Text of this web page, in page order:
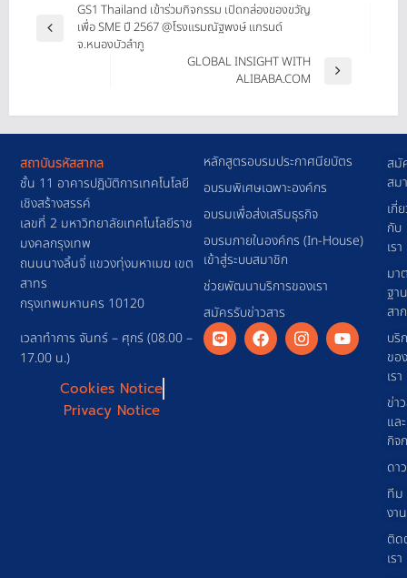
GS1 Thailand เข้าร่วมกิจกรรม เปิดกล่องของขวัญ
เพื่อ SME ปี 2567 @โรงแรมณัฐพงษ์ แกรนด์
จ.หนองบัวลำภู
GLOBAL INSIGHT WITH
ALIBABA.COM
สมั
สม
เกี่
กับ
เรา
มา
ฐาน
สา
บริ
ของ
เรา
ข่า
และ
กิจ
ดา
ทีม
งาน
ติด
เรา
หลักสูตรอบรมประกาศนียบัตร
อบรมพิเศษเฉพาะองค์กร
อบรมเพื่อส่งเสริมธุรกิจ
อบรมภายในองค์กร (In-House)
เข้าสู่ระบบสมาชิก
ช่วยพัฒนาบริการของเรา
สมัครรับข่าวสาร
สถาบันรหัสสากล
ชั้น 11 อาคารปฎิบัติการเทคโนโลยี
เชิงสร้างสรรค์
เลขที่ 2 มหาวิทยาลัยเทคโนโลยีราช
มงคลกรุงเทพ
ถนนนางลิ้นจี่ แขวงทุ่งมหาเมฆ เขต
สาทร
กรุงเทพมหานคร 10120
เวลาทำการ จันทร์ – ศุกร์ (08.00 –
17.00 น.)
Cookies Notice
Privacy Notice